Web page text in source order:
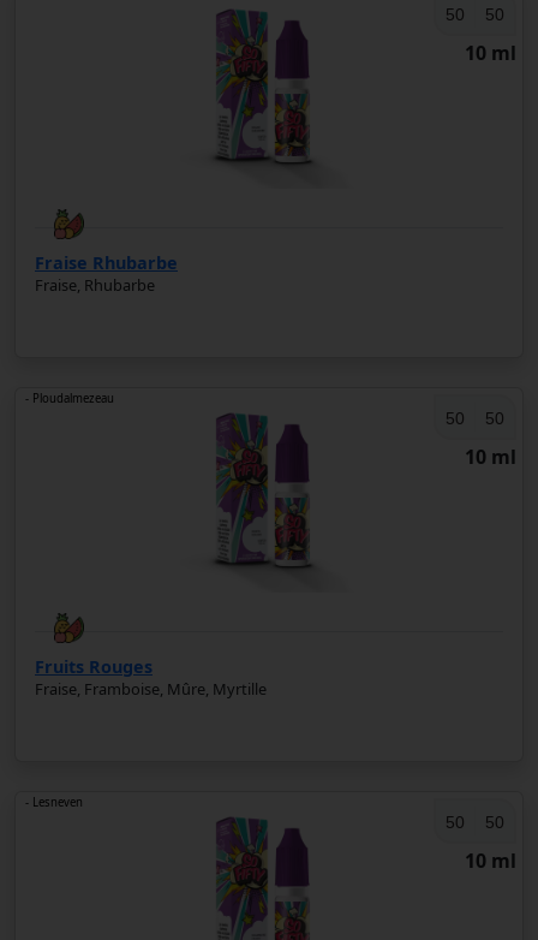
50 50
10 ml
Fraise Rhubarbe
Fraise, Rhubarbe
50 50
10 ml
Fruits Rouges
Fraise, Framboise, Mûre, Myrtille
- Ploudalmezeau
50 50
10 ml
- Lesneven